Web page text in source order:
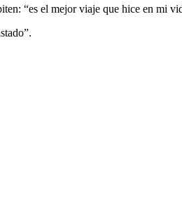
“es el mejor viaje que hice en mi